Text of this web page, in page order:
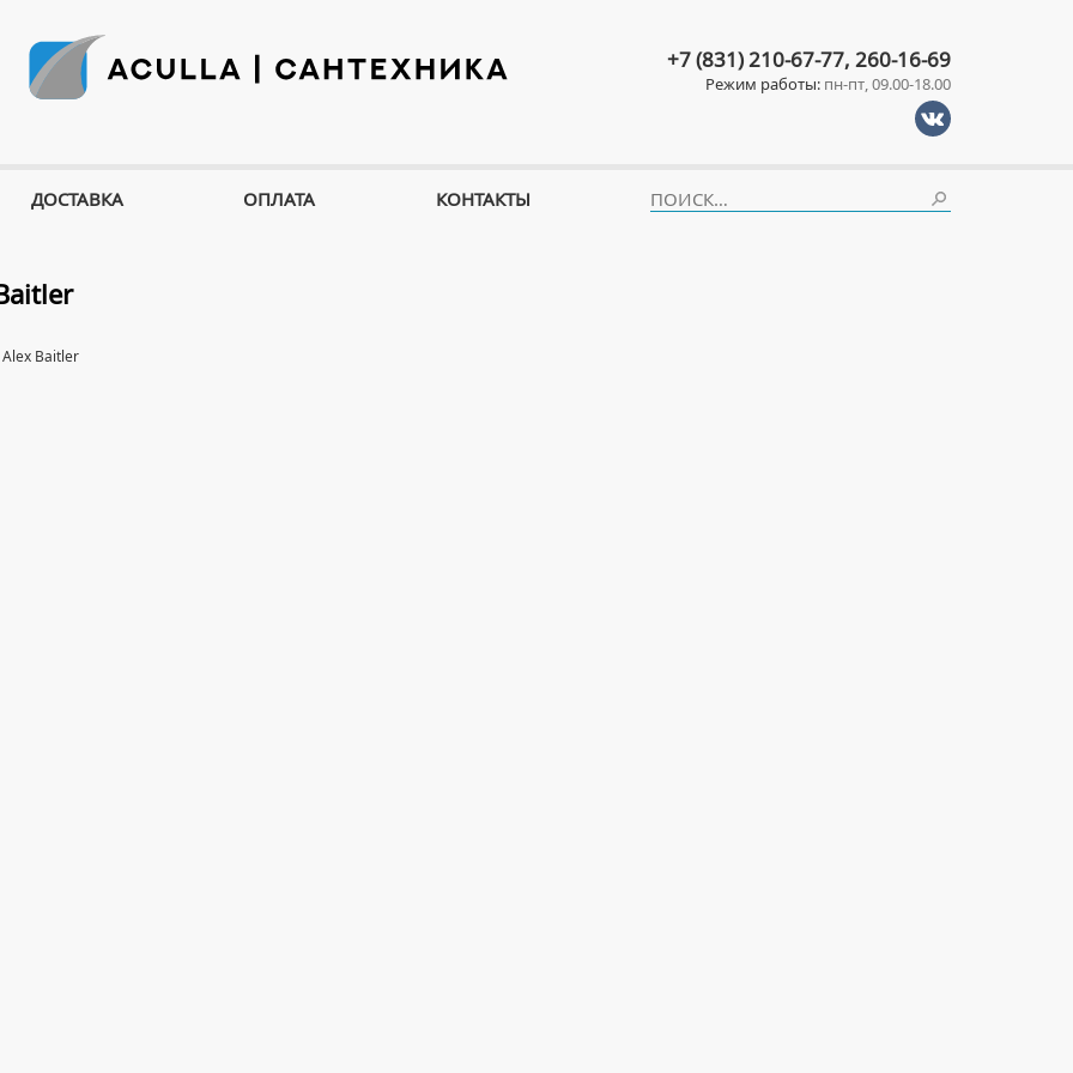
Alex Baitler
+7 (831) 210-67-77, 260-16-69
Режим работы: пн-пт, 09.00-18.00
ДОСТАВКА ОПЛАТА КОНТАКТЫ